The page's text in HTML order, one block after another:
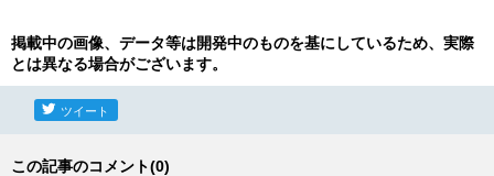
掲載中の画像、データ等は開発中のものを基にしているため、実際
とは異なる場合がございます。
ツイート
この記事のコメント(0)